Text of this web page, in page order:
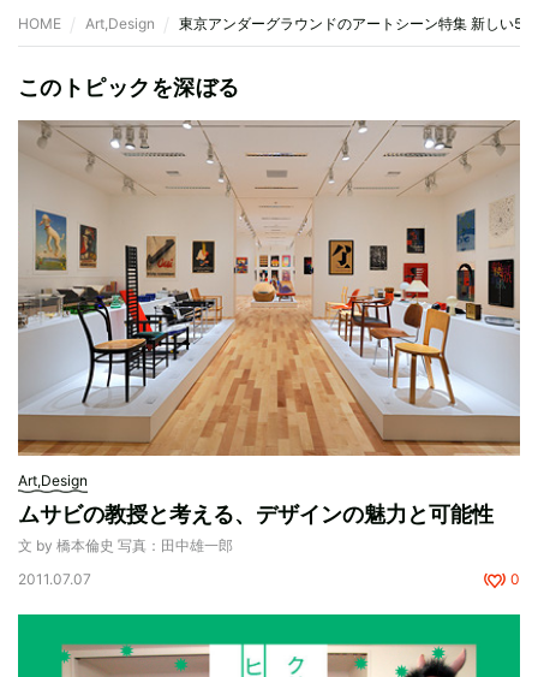
HOME Art,Design 東京アンダーグラウンドのアートシーン特集 新しい5
このトピックを深ぼる
Art,Design
ムサビの教授と考える、デザインの魅力と可能性
文 by 橋本倫史 写真：田中雄一郎
2011.07.07
0